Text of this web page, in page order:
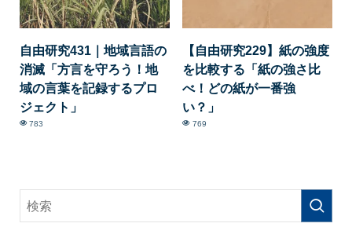
自由研究431｜地域言語の
消滅「方言を守ろう！地
域の言葉を記録するプロ
ジェクト」
783
【自由研究229】紙の強度
を比較する「紙の強さ比
べ！どの紙が一番強
い？」
769